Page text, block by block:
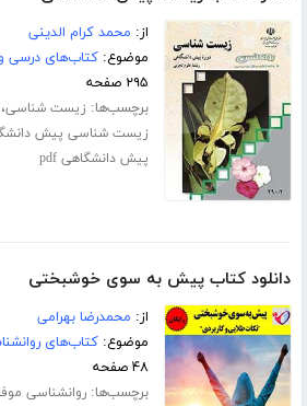
از: محمد کرام الدینی
موضوع:کتاب‌های درسی
۲۹۵ صفحه
برچسب‌ها: زیست شناسی
زیست شناسی پیش
پیش دانشگاهی pdf
دانلود کتاب پیش به سوی خوشبختی
از: محمدرضا بهرامی
موضوع:کتاب‌های
۴۸ صفحه
برچسب‌ها:روانشناسی